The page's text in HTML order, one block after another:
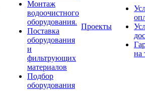
Монтаж
водоочистного
оборудования.
Поставка
оборудования
и
фильтрующих
материалов
Подбор
оборудования
Проекты
на